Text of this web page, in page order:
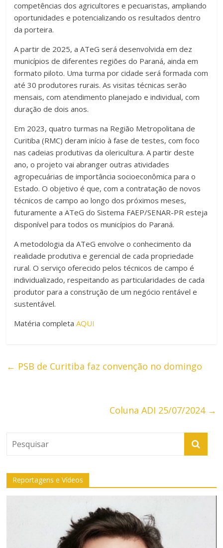
competências dos agricultores e pecuaristas, ampliando
oportunidades e potencializando os resultados dentro
da porteira.
A partir de 2025, a ATeG será desenvolvida em dez
municípios de diferentes regiões do Paraná, ainda em
formato piloto. Uma turma por cidade será formada com
até 30 produtores rurais. As visitas técnicas serão
mensais, com atendimento planejado e individual, com
duração de dois anos.
Em 2023, quatro turmas na Região Metropolitana de
Curitiba (RMC) deram início à fase de testes, com foco
nas cadeias produtivas da olericultura. A partir deste
ano, o projeto vai abranger outras atividades
agropecuárias de importância socioeconômica para o
Estado. O objetivo é que, com a contratação de novos
técnicos de campo ao longo dos próximos meses,
futuramente a ATeG do Sistema FAEP/SENAR-PR esteja
disponível para todos os municípios do Paraná.
A metodologia da ATeG envolve o conhecimento da
realidade produtiva e gerencial de cada propriedade
rural. O serviço oferecido pelos técnicos de campo é
individualizado, respeitando as particularidades de cada
produtor para a construção de um negócio rentável e
sustentável.
Matéria completaAQUI
← PSB de Curitiba faz convenção no domingo
Coluna ADI 25/07/2024 →
Reportagens e Vídeos